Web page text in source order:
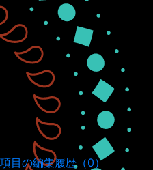
項目の編集履歴（0）